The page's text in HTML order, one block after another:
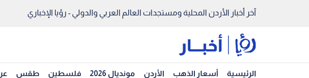
آخر أخبار الأردن المحلية ومستجدات العالم العربي والدولي - رؤيا الإخباري
الرئيسية أسعار الذهب الأردن مونديال 2026 فلسطين طقس